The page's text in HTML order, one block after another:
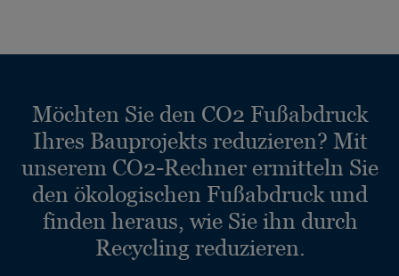
Möchten Sie den CO2 Fußabdruck
Ihres Bauprojekts reduzieren? Mit
unserem CO2-Rechner ermitteln Sie
den ökologischen Fußabdruck und
finden heraus, wie Sie ihn durch
Recycling reduzieren.